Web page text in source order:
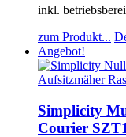
inkl.
zum Produkt...
Angebot!
Simplicity
Courier